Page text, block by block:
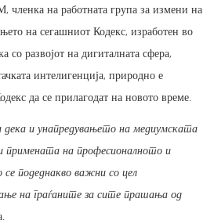
членка на работната група за измени на
на сегашниот Кодекс, изработен во
со развојот на дигиталната сфера,
интелигенција, природно е
да се прилагодат на новото време.
и унапредувањето на медиумската
примената на професионалното и
подеднакво важни со цел
на граѓаните за сите прашања од